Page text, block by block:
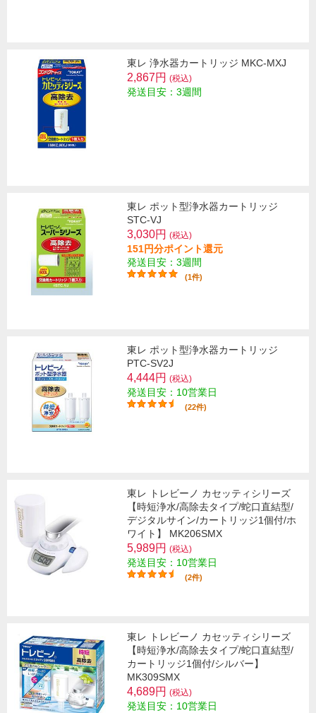
東レ 浄水器カートリッジ MKC-MXJ
2,867円 (税込)
発送目安：3週間
東レ ポット型浄水器カートリッジ
STC-VJ
3,030円 (税込)
151円分ポイント還元
発送目安：3週間
(1件)
東レ ポット型浄水器カートリッジ
PTC-SV2J
4,444円 (税込)
発送目安：10営業日
(22件)
東レ トレビーノ カセッティシリーズ
【時短浄水/高除去タイプ/蛇口直結型/
デジタルサイン/カートリッジ1個付/ホ
ワイト】 MK206SMX
5,989円 (税込)
発送目安：10営業日
(2件)
東レ トレビーノ カセッティシリーズ
【時短浄水/高除去タイプ/蛇口直結型/
カートリッジ1個付/シルバー】
MK309SMX
4,689円 (税込)
発送目安：10営業日